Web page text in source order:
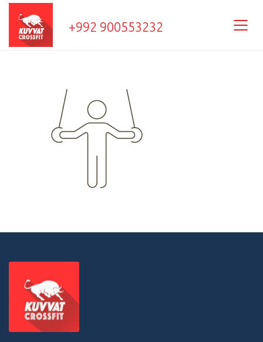
+992 900553232